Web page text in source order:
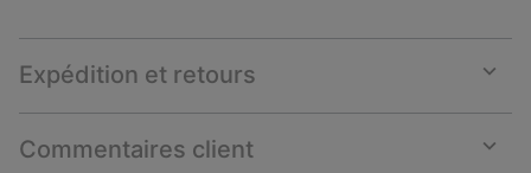
Expédition et retours
or
Commentaires client